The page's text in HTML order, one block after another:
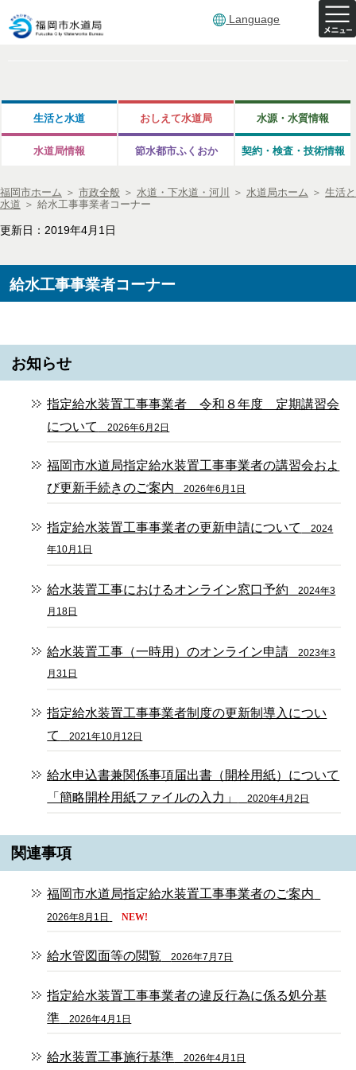
Language
生活と水道 おしえて水道局 水源・水質情報
水道局情報 節水都市ふくおか 契約・検査・技術情報
福岡市ホーム ＞ 市政全般 ＞ 水道・下水道・河川 ＞ 水道局ホーム ＞ 生活と
水道 ＞ 給水工事事業者コーナー
更新日：2019年4月1日
給水工事事業者コーナー
お知らせ
指定給水装置工事事業者 令和８年度 定期講習会
について
2026年6月2日
福岡市水道局指定給水装置工事事業者の講習会およ
び更新手続きのご案内
2026年6月1日
指定給水装置工事事業者の更新申請について 2024
年10月1日
給水装置工事におけるオンライン窓口予約 2024年3
月18日
給水装置工事（一時用）のオンライン申請 2023年3
月31日
指定給水装置工事事業者制度の更新制導入につい
て
2021年10月12日
給水申込書兼関係事項届出書（開栓用紙）について
「簡略開栓用紙ファイルの入力」
2020年4月2日
関連事項
福岡市水道局指定給水装置工事事業者のご案内
2026年8月1日 NEW!
給水管図面等の閲覧 2026年7月7日
指定給水装置工事事業者の違反行為に係る処分基
準
2026年4月1日
給水装置工事施行基準 2026年4月1日